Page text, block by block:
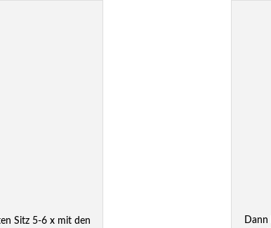
Sitz 5-6 x mit den
Dann